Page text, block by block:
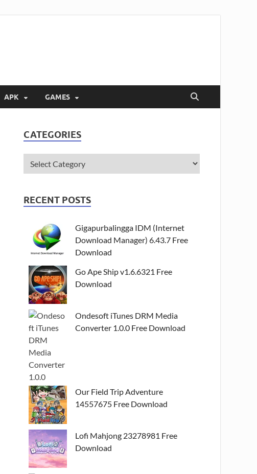
APK GAMES
CATEGORIES
RECENT POSTS
Gigapurbalingga IDM (Internet
Download Manager) 6.43.7 Free
Download
Go Ape Ship v1.6.6321 Free
Download
Ondesoft iTunes DRM Media
Converter 1.0.0 Free Download
Our Field Trip Adventure
14557675 Free Download
Lofi Mahjong 23278981 Free
Download